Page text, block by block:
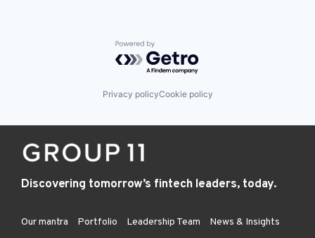
Powered by Getro.com
Privacy policyCookie policy
Discovering tomorrow’s fintech leaders, today.
Our mantra Portfolio Leadership Team
News & Insights